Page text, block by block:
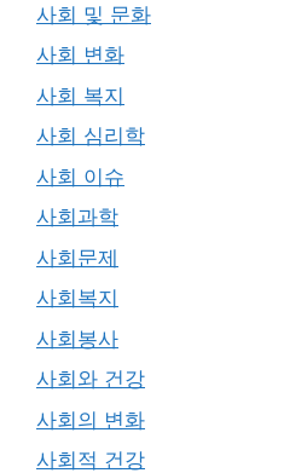
사회 및 문화
사회 변화
사회 복지
사회 심리학
사회 이슈
사회과학
사회문제
사회복지
사회봉사
사회와 건강
사회의 변화
사회적 건강